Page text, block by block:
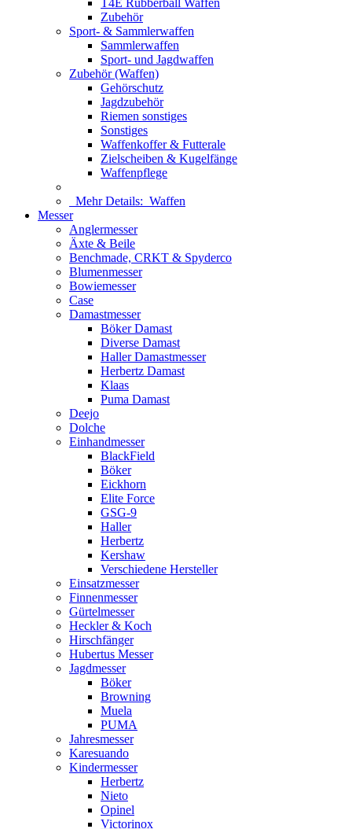
T4E Rubberball Waffen
Zubehör
Sport- & Sammlerwaffen
Sammlerwaffen
Sport- und Jagdwaffen
Zubehör (Waffen)
Gehörschutz
Jagdzubehör
Riemen sonstiges
Sonstiges
Waffenkoffer & Futterale
Zielscheiben & Kugelfänge
Waffenpflege
Mehr Details: Waffen
Messer
Anglermesser
Äxte & Beile
Benchmade, CRKT & Spyderco
Blumenmesser
Bowiemesser
Case
Damastmesser
Böker Damast
Diverse Damast
Haller Damastmesser
Herbertz Damast
Klaas
Puma Damast
Deejo
Dolche
Einhandmesser
BlackField
Böker
Eickhorn
Elite Force
GSG-9
Haller
Herbertz
Kershaw
Verschiedene Hersteller
Einsatzmesser
Finnenmesser
Gürtelmesser
Heckler & Koch
Hirschfänger
Hubertus Messer
Jagdmesser
Böker
Browning
Muela
PUMA
Jahresmesser
Karesuando
Kindermesser
Herbertz
Nieto
Opinel
Victorinox